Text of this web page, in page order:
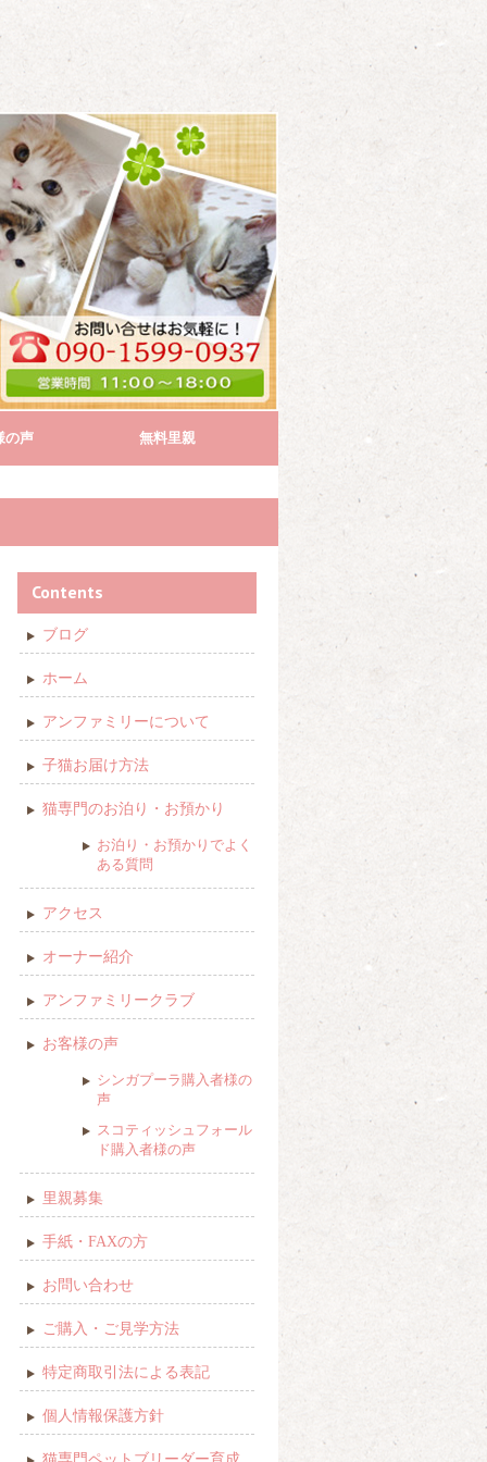
の声 無料里親
Contents
ブログ
ホーム
アンファミリーについて
子猫お届け方法
猫専門のお泊り・お預かり
お泊り・お預かりでよく
ある質問
アクセス
オーナー紹介
アンファミリークラブ
お客様の声
シンガプーラ購入者様の
声
スコティッシュフォール
ド購入者様の声
里親募集
手紙・FAXの方
お問い合わせ
ご購入・ご見学方法
特定商取引法による表記
個人情報保護方針